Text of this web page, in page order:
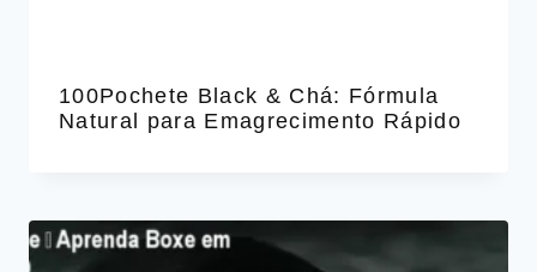
100Pochete Black & Chá: Fórmula
Natural para Emagrecimento Rápido